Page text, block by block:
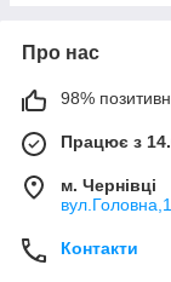
Про нас
98%
Працює з
м. Чернівці
Контакти